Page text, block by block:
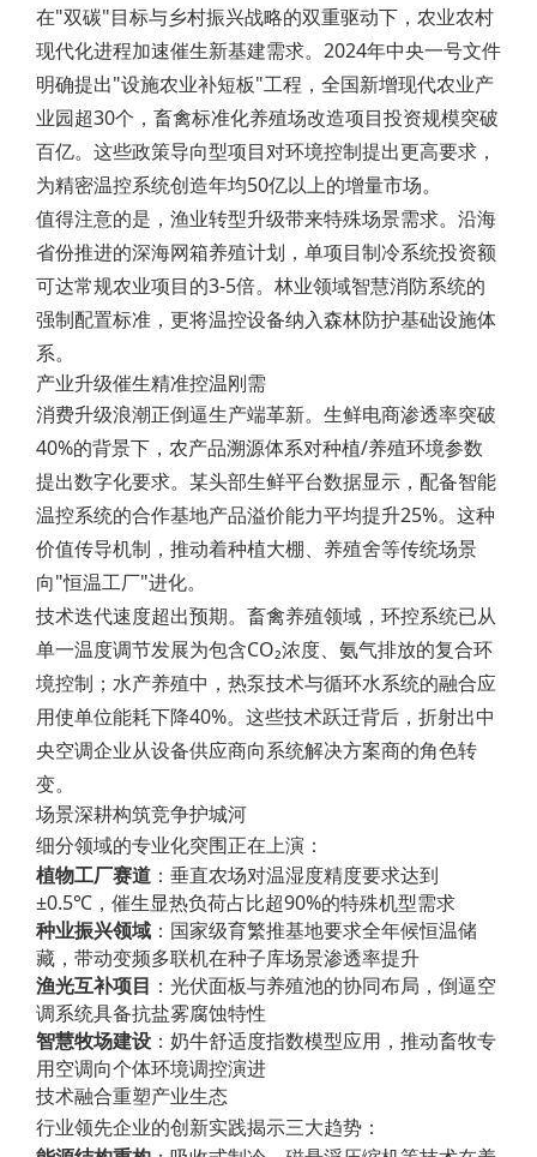
在"双碳"目标与乡村振兴战略的双重驱动下，农业农村
现代化进程加速催生新基建需求。2024年中央一号文件
明确提出"设施农业补短板"工程，全国新增现代农业产
业园超30个，畜禽标准化养殖场改造项目投资规模突破
百亿。这些政策导向型项目对环境控制提出更高要求，
为精密温控系统创造年均50亿以上的增量市场。
值得注意的是，渔业转型升级带来特殊场景需求。沿海
省份推进的深海网箱养殖计划，单项目制冷系统投资额
可达常规农业项目的3-5倍。林业领域智慧消防系统的
强制配置标准，更将温控设备纳入森林防护基础设施体
系。
产业升级催生精准控温刚需
消费升级浪潮正倒逼生产端革新。生鲜电商渗透率突破
40%的背景下，农产品溯源体系对种植/养殖环境参数
提出数字化要求。某头部生鲜平台数据显示，配备智能
温控系统的合作基地产品溢价能力平均提升25%。这种
价值传导机制，推动着种植大棚、养殖舍等传统场景
向"恒温工厂"进化。
技术迭代速度超出预期。畜禽养殖领域，环控系统已从
单一温度调节发展为包含CO₂浓度、氨气排放的复合环
境控制；水产养殖中，热泵技术与循环水系统的融合应
用使单位能耗下降40%。这些技术跃迁背后，折射出中
央空调企业从设备供应商向系统解决方案商的角色转
变。
场景深耕构筑竞争护城河
细分领域的专业化突围正在上演：
植物工厂赛道 ：垂直农场对温湿度精度要求达到
±0.5℃，催生显热负荷占比超90%的特殊机型需求
种业振兴领域 ：国家级育繁推基地要求全年候恒温储
藏，带动变频多联机在种子库场景渗透率提升
渔光互补项目 ：光伏面板与养殖池的协同布局，倒逼空
调系统具备抗盐雾腐蚀特性
智慧牧场建设 ：奶牛舒适度指数模型应用，推动畜牧专
用空调向个体环境调控演进
技术融合重塑产业生态
行业领先企业的创新实践揭示三大趋势：